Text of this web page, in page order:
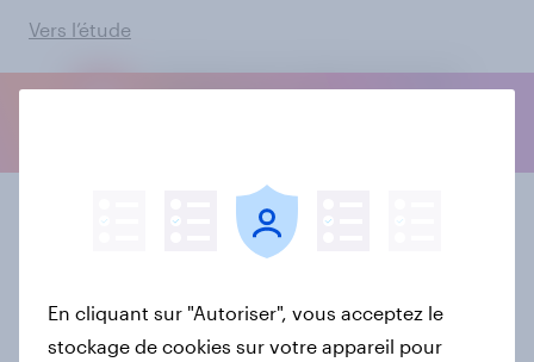
Vers l’étude
Enquête sur le climat
Évalué depuis 1972, le climat de consommation
En cliquant sur "Autoriser", vous acceptez le
stockage de cookies sur votre appareil pour